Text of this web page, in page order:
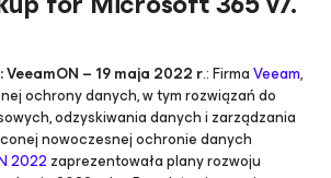
VeeamON – 19 maja 2022 r.: FirmaVeeam,
ochrony danych, w tym rozwiązań do
odzyskiwania danych i zarządzania
nowoczesnej ochronie danych
2022 zaprezentowała plany rozwoju